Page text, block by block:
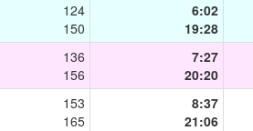
124
150
6:02
19:28
136
156
7:27
20:20
153
165
8:37
21:06